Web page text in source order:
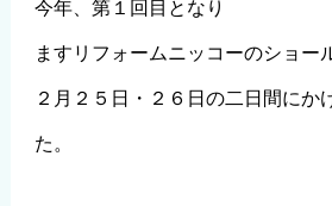
今年、第１回目となり
ますリフォームニッコーのショー
２月２５日・２６日の二日間にか
た。